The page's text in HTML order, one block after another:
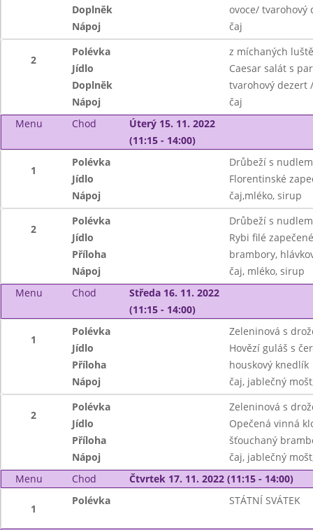
Doplněk
ovoce/ tvarohový
Nápoj
čaj
2
Polévka
z míchaných
Jídlo
Caesar salát s
Doplněk
tvarohový dezert
Nápoj
čaj
Menu
Chod
Úterý 15. 11. 2022
(11:15 - 14:00)
1
Polévka
Drůbeží s
Jídlo
Florentinské
Nápoj
čaj,mléko, sirup
2
Polévka
Drůbeží s
Jídlo
Rybi filé
Příloha
brambory,
Nápoj
čaj, mléko, sirup
Menu
Chod
Středa 16. 11. 2022
(11:15 - 14:00)
1
Polévka
Zeleninová s
Jídlo
Hovězí guláš s
Příloha
houskový knedlík
Nápoj
čaj, jablečný
2
Polévka
Zeleninová s
Jídlo
Opečená vinná
Příloha
šťouchaný
Nápoj
čaj, jablečný
Menu
Chod Čtvrtek 17. 11. 2022 (11:15 - 14:00)
1
Polévka STÁTNÍ SVÁTEK